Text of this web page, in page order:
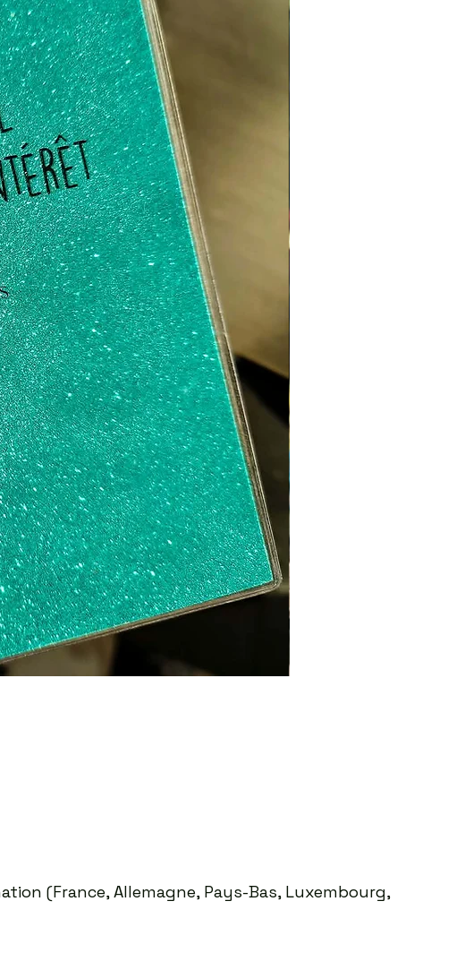
(France, Allemagne, Pays-Bas, Luxembourg,